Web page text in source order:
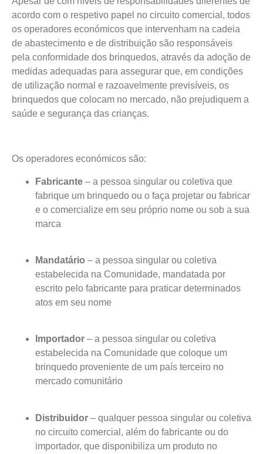
acordo com o respetivo papel no circuito comercial, todos
os operadores económicos que intervenham na cadeia
de abastecimento e de distribuição são responsáveis
pela conformidade dos brinquedos, através da adoção de
medidas adequadas para assegurar que, em condições
de utilização normal e razoavelmente previsíveis, os
brinquedos que colocam no mercado, não prejudiquem a
saúde e segurança das crianças.
Os operadores económicos são:
Fabricante – a pessoa singular ou coletiva que
fabrique um brinquedo ou o faça projetar ou fabricar
e o comercialize em seu próprio nome ou sob a sua
marca
Mandatário – a pessoa singular ou coletiva
estabelecida na Comunidade, mandatada por
escrito pelo fabricante para praticar determinados
atos em seu nome
Importador – a pessoa singular ou coletiva
estabelecida na Comunidade que coloque um
brinquedo proveniente de um país terceiro no
mercado comunitário
Distribuidor – qualquer pessoa singular ou coletiva
no circuito comercial, além do fabricante ou do
importador, que disponibiliza um produto no